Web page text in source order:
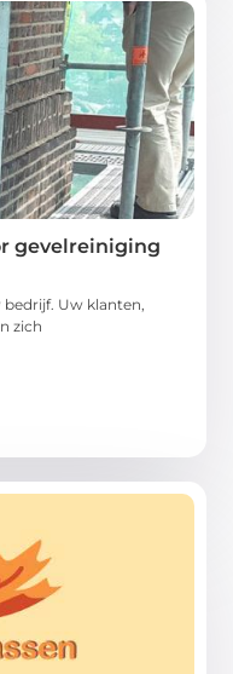
gevelreiniging
bedrijf. Uw klanten,
zich